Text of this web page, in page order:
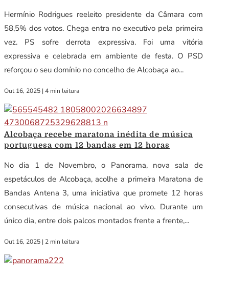
Hermínio Rodrigues reeleito presidente da Câmara com
58,5% dos votos. Chega entra no executivo pela primeira
vez. PS sofre derrota expressiva. Foi uma vitória
expressiva e celebrada em ambiente de festa. O PSD
reforçou o seu domínio no concelho de Alcobaça ao...
Out 16, 2025 | 4 min leitura
Alcobaça recebe maratona inédita de música
portuguesa com 12 bandas em 12 horas
No dia 1 de Novembro, o Panorama, nova sala de
espetáculos de Alcobaça, acolhe a primeira Maratona de
Bandas Antena 3, uma iniciativa que promete 12 horas
consecutivas de música nacional ao vivo. Durante um
único dia, entre dois palcos montados frente a frente,...
Out 16, 2025 | 2 min leitura